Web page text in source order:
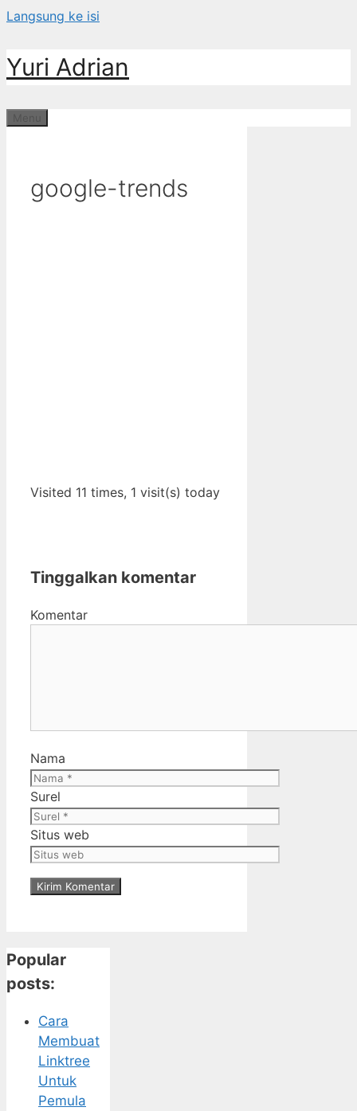
Langsung ke isi
Yuri Adrian
google-trends
Visited 11 times, 1 visit(s) today
Tinggalkan komentar
Komentar
Nama
Surel
Situs web
Popular
posts:
Cara
Membuat
Linktree
Untuk
Pemula